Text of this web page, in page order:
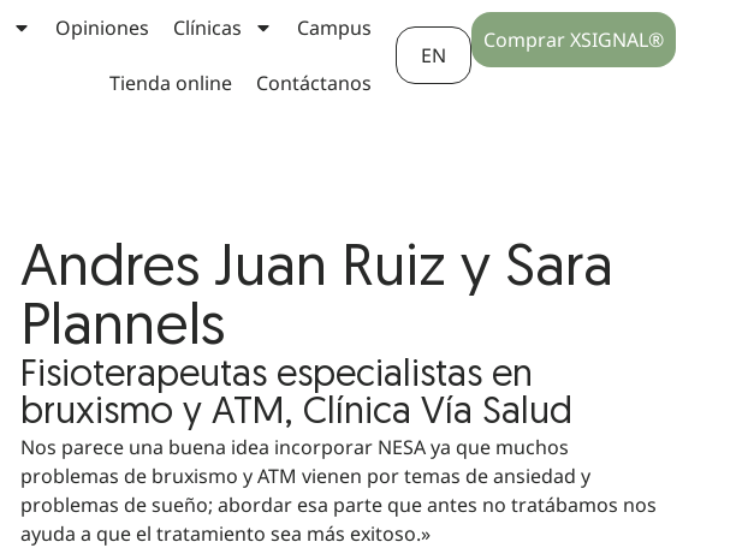
Opiniones Clínicas Campus
Tienda online Contáctanos
EN
Comprar XSIGNAL®
Andres Juan Ruiz y Sara
Plannels
Fisioterapeutas especialistas en
bruxismo y ATM, Clínica Vía Salud
Nos parece una buena idea incorporar NESA ya que muchos
problemas de bruxismo y ATM vienen por temas de ansiedad y
problemas de sueño; abordar esa parte que antes no tratábamos nos
ayuda a que el tratamiento sea más exitoso.»